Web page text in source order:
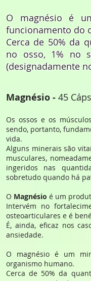
Magnésio ‐ 45
Os ossos e os
sendo, portanto,
vida.
Alguns minerais são
musculares,
ingeridos nas
sobretudo quando há
O Magnésio é um
Intervém no
osteoarticulares e é
É, ainda, eficaz nos
ansiedade.
O magnésio é um
organismo humano.
Cerca de 50% da
O magnésio é
funcionamento do
Cerca de 50% da
no osso, 1% no
(designadamente